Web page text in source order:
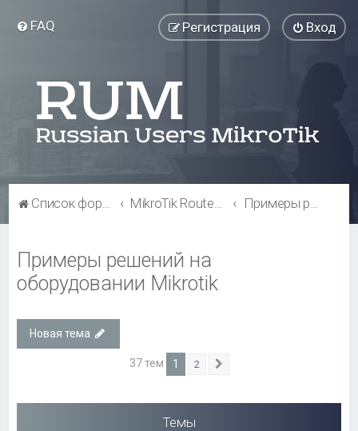
FAQ Вход
Регистрация
Список форумов MikroTik RouterBOARD Примеры решений на оборудовании Mikrotik
Примеры решений на
оборудовании Mikrotik
Новая тема
37 тем 1 2
Темы